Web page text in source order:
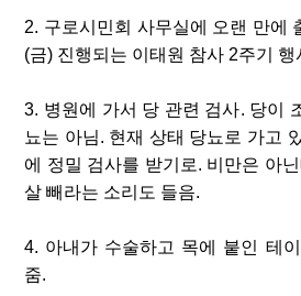
2. 구로시민회 사무실에 오랜 만에
(금) 진행되는 이태원 참사 2주기 행
3. 병원에 가서 당 관련 검사. 당이
뇨는 아님. 현재 상태 당뇨로 가고
에 정밀 검사를 받기로. 비만은 아
살 빼라는 소리도 들음.
4. 아내가 수술하고 목에 붙인 테
줌.